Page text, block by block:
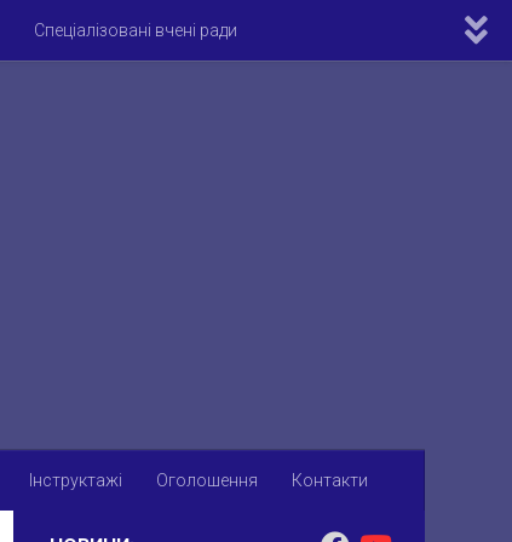
Спеціалізовані вчені ради
Інструктажі Оголошення Контакти